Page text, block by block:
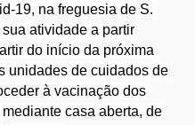
19, na freguesia de S.
atividade a partir
do início da próxima
unidades de cuidados de
à vacinação dos
casa aberta, de